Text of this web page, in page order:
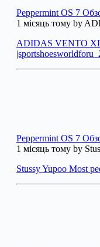
Peppermint OS 7
1 місяць тому by
ADIDAS VENTO
Peppermint OS 7
1 місяць тому by
Stussy Yupoo Most